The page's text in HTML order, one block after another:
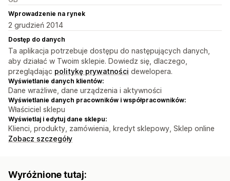
Wprowadzenie na rynek
2 grudzień 2014
Dostęp do danych
Ta aplikacja potrzebuje dostępu do następujących danych,
aby działać w Twoim sklepie. Dowiedz się, dlaczego,
przeglądając politykę prywatności dewelopera.
Wyświetlanie danych klientów:
Dane wrażliwe, dane urządzenia i aktywności
Wyświetlanie danych pracowników i współpracowników:
Właściciel sklepu
Wyświetlaj i edytuj dane sklepu:
Klienci, produkty, zamówienia, kredyt sklepowy, Sklep online
Zobacz szczegóły
Wyróżnione tutaj: